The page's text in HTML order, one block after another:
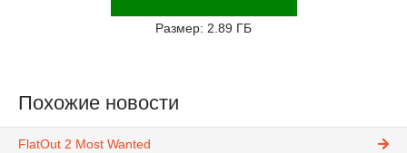
Размер: 2.89 ГБ
Похожие новости
FlatOut 2 Most Wanted